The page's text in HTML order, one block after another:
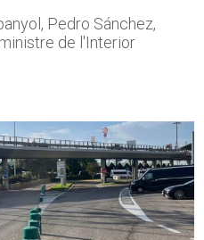
Pedro Sánchez,
de l'Interior